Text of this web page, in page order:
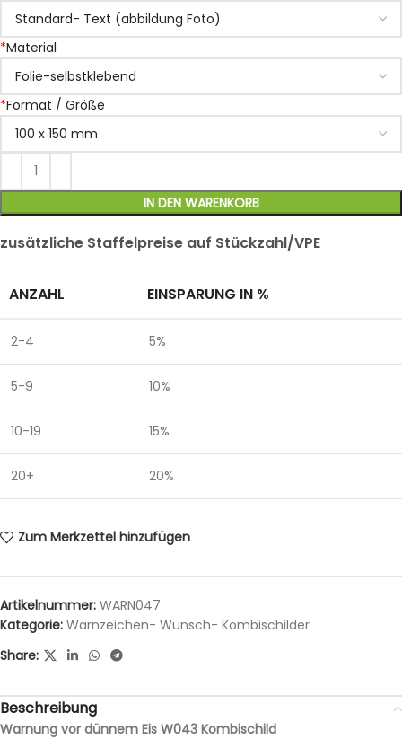
*Material
*Format / Größe
IN DEN WARENKORB
zusätzliche Staffelpreise auf Stückzahl/VPE
ANZAHL EINSPARUNG IN %
2-4 5%
5-9 10%
10-19 15%
20+ 20%
Zum Merkzettel hinzufügen
Artikelnummer: WARN047
Kategorie: Warnzeichen- Wunsch- Kombischilder
Share:
Beschreibung
Warnung vor dünnem Eis W043 Kombischild